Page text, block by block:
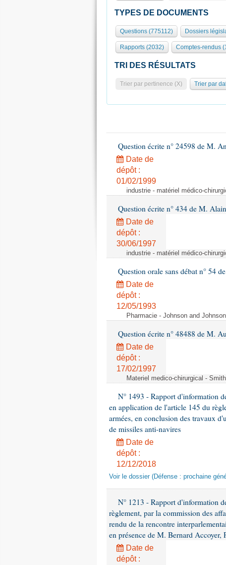
TYPES DE DOCUMENTS
Questions (775112) Dossiers
Rapports (2032) Comptes-rendus
TRI DES RÉSULTATS
Trier par pertinence (X) Trier par
Question écrite n° 24598 de M.
Date de
dépôt :
01/02/1999
industrie - matériel médico-
Question écrite n° 434 de M.
Date de
dépôt :
30/06/1997
industrie - matériel médico-
Question orale sans débat n° 54
Date de
dépôt :
12/05/1993
Pharmacie - Johnson and
Question écrite n° 48488 de M.
Date de
dépôt :
17/02/1997
Materiel medico-chirurgical -
N° 1493 - Rapport d'information
en application de l'article 145 du
armées, en conclusion des travaux
de missiles anti-navires
Date de
dépôt :
12/12/2018
Voir le dossier (Défense : prochaine
N° 1213 - Rapport d'information
règlement, par la commission des
rendu de la rencontre
en présence de M. Bernard Accoyer,
Date de
dépôt :